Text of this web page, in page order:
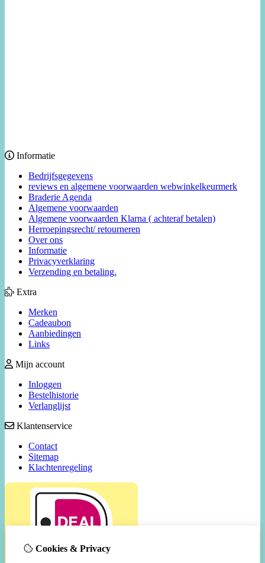
Informatie
Bedrijfsgegevens
reviews en algemene voorwaarden webwinkelkeurmerk
Braderie Agenda
Algemene voorwaarden
Algemene voorwaarden Klarna ( achteraf betalen)
Herroepingsrecht/ retourneren
Over ons
Informatie
Privacyverklaring
Verzending en betaling.
Extra
Merken
Cadeaubon
Aanbiedingen
Links
Mijn account
Inloggen
Bestelhistorie
Verlanglijst
Klantenservice
Contact
Sitemap
Klachtenregeling
Cookies & Privacy